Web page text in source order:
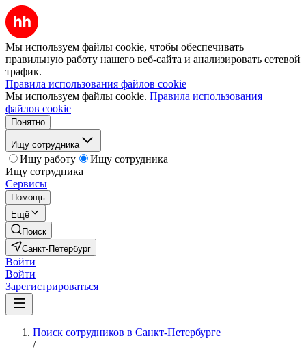
Мы используем файлы cookie, чтобы обеспечивать
правильную работу нашего веб-сайта и анализировать сетевой
трафик.
Правила использования файлов cookie
Мы используем файлы cookie. Правила использования
файлов cookie
Понятно
Ищу сотрудника
Ищу работу
Ищу сотрудника
Ищу сотрудника
Сервисы
Помощь
Ещё
Поиск
Санкт-Петербург
Войти
Войти
Зарегистрироваться
Поиск сотрудников в Санкт-Петербурге
/